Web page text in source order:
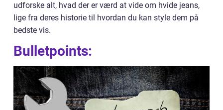
udforske alt, hvad der er værd at vide om hvide jeans,
lige fra deres historie til hvordan du kan style dem på
bedste vis.
Bulletpoints: